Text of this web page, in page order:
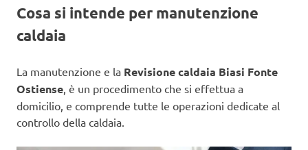
Cosa si intende per manutenzione
caldaia
La manutenzione e la Revisione caldaia Biasi Fonte
Ostiense, è un procedimento che si effettua a
domicilio, e comprende tutte le operazioni dedicate al
controllo della caldaia.